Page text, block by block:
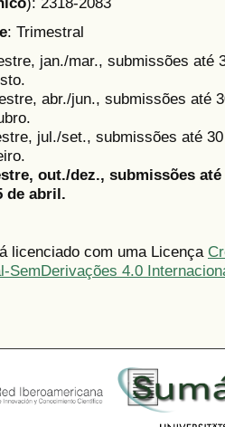
: Trimestral
jan./mar., submissões até
abr./jun., submissões até
jul./set., submissões até
out./dez., submissões
de abril.
licenciado com uma Licença
SemDerivações 4.0